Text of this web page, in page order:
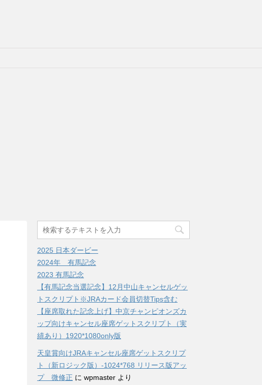
2025 日本ダービー
2024年 有馬記念
2023 有馬記念
【有馬記念当選記念】12月中山キャンセルゲッ
トスクリプト※JRAカード会員切替Tips含む
【座席取れた記念上げ】中京チャンピオンズカ
ップ向けキャンセル座席ゲットスクリプト（実
績あり）1920*1080only版
天皇賞向けJRAキャンセル座席ゲットスクリプ
ト（新ロジック版）-1024*768 リリース版アッ
プ 微修正 に wpmaster より